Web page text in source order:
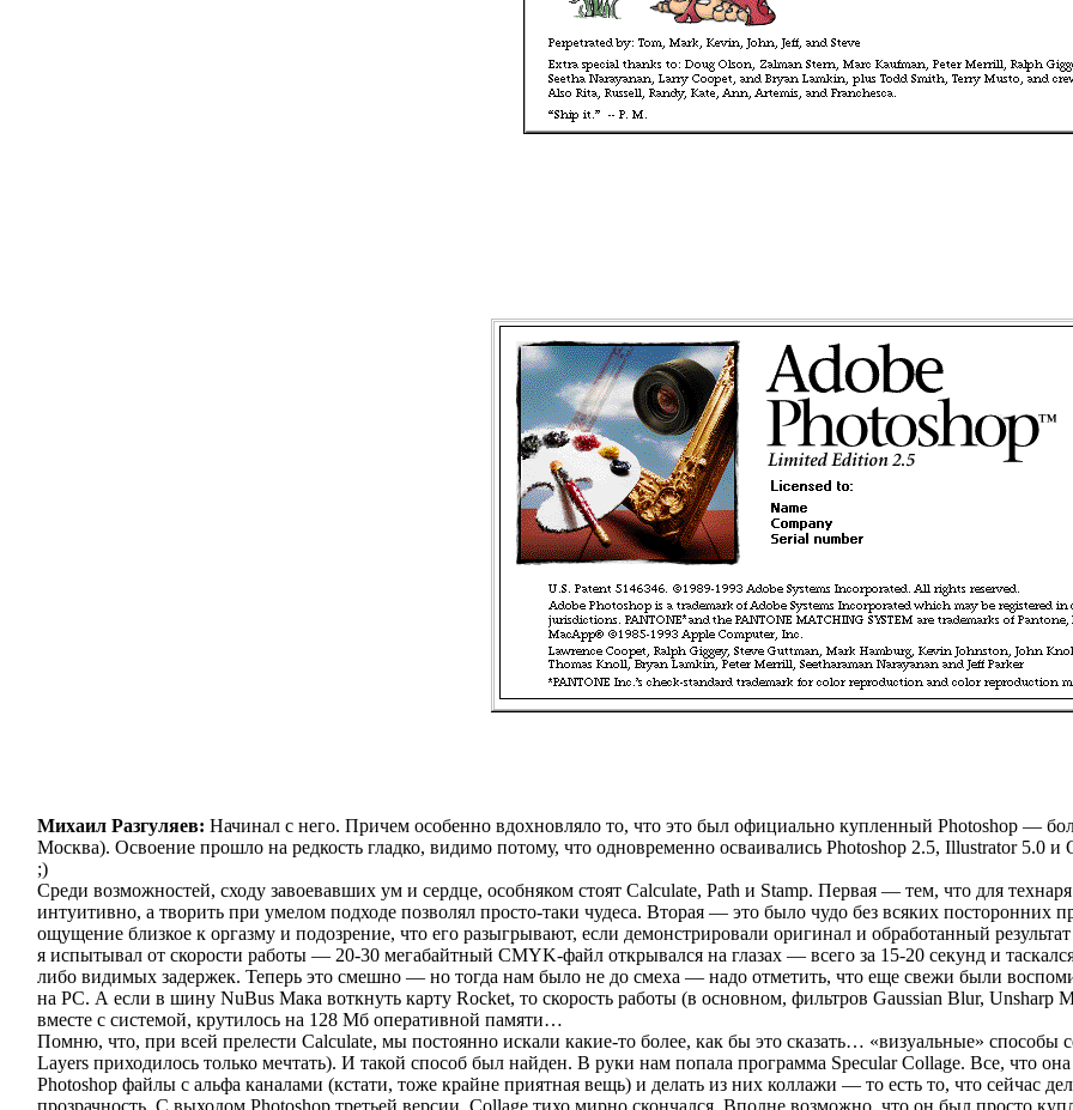
Михаил Разгуляев: Начинал с него. Причем особенно вдохновляло то, что это был официально купленный Photoshop —
Москва). Освоение прошло на редкость гладко, видимо потому, что одновременно осваивались Photoshop 2.5, Illustrator 5.0
;)
Среди возможностей, сходу завоевавших ум и сердце, особняком стоят Calculate, Path и Stamp. Первая — тем, что для
интуитивно, а творить при умелом подходе позволял просто-таки чудеса. Вторая — это было чудо без всяких посторонних
ощущение близкое к оргазму и подозрение, что его разыгрывают, если демонстрировали оригинал и обработанный
я испытывал от скорости работы — 20-30 мегабайтный CMYK-файл открывался на глазах — всего за 15-20 секунд и
либо видимых задержек. Теперь это смешно — но тогда нам было не до смеха — надо отметить, что еще свежи были
на PC. А если в шину NuBus Мака воткнуть карту Rocket, то скорость работы (в основном, фильтров Gaussian Blur, Unsharp
вместе с системой, крутилось на 128 Мб оперативной памяти…
Помню, что, при всей прелести Calculate, мы постоянно искали какие-то более, как бы это сказать… «визуальные» способы
Layers приходилось только мечтать). И такой способ был найден. В руки нам попала программа Specular Collage. Все, что
Photoshop файлы с альфа каналами (кстати, тоже крайне приятная вещь) и делать из них коллажи — то есть то, что сейчас
прозрачность. С выходом Photoshop третьей версии, Collage тихо мирно скончался. Вполне возможно, что он был просто